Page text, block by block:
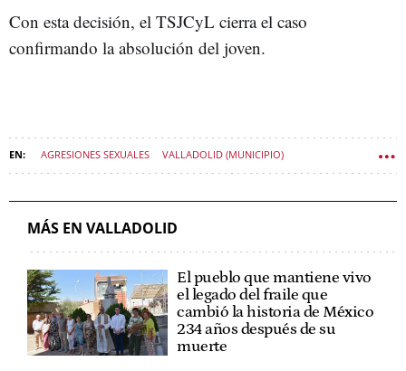
Con esta decisión, el TSJCyL cierra el caso
confirmando la absolución del joven.
AGRESIONES SEXUALES VALLADOLID (MUNICIPIO)
MÁS EN VALLADOLID
El pueblo que mantiene vivo
el legado del fraile que
cambió la historia de México
234 años después de su
muerte